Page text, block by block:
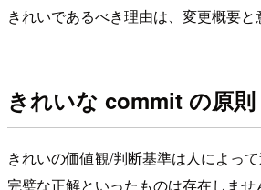
きれいであるべき理由は、変更概要と
きれいな commit の原則
きれいの価値観/判断基準は人によっ
完璧な正解といったものは存在しませ